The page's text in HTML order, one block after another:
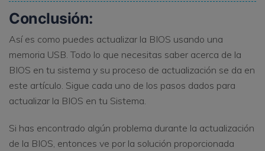
Conclusión:
Así es como puedes actualizar la BIOS usando una
memoria USB. Todo lo que necesitas saber acerca de la
BIOS en tu sistema y su proceso de actualización se da en
este artículo. Sigue cada uno de los pasos dados para
actualizar la BIOS en tu Sistema.
Si has encontrado algún problema durante la actualización
de la BIOS, entonces ve por la solución proporcionada